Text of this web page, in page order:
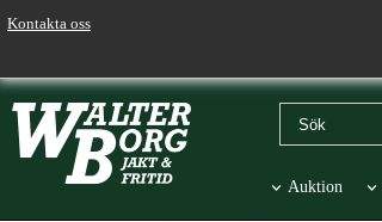
Kontakta oss
Auktion